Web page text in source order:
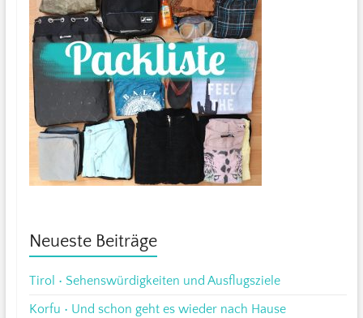
Neueste Beiträge
Tirol • Sehenswürdigkeiten und Ausflugsziele
Korfu • Und schon geht es wieder nach Hause